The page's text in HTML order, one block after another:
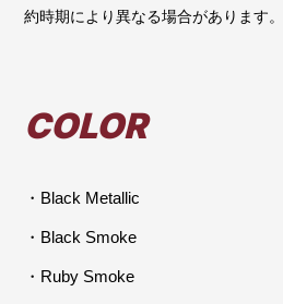
約時期により異なる場合があります。
COLOR
・Black Metallic
・Black Smoke
・Ruby Smoke